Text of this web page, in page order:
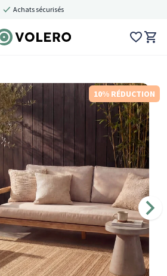
Achats sécurisés
10% RÉDUCTION